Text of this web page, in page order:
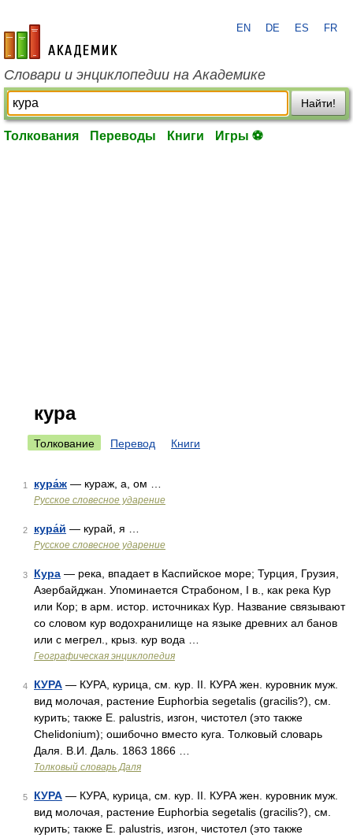
academic.ru
EN DE ES FR
Словари и энциклопедии на Академике
Найти!
Толкования Переводы Книги Игры ⚽
кура
Толкование Перевод Книги
1 кура́ж — кураж, а, ом …
Русское словесное ударение
2 кура́й — курай, я …
Русское словесное ударение
3 Кура — река, впадает в Каспийское море; Турция, Грузия,
Азербайджан. Упоминается Страбоном, I в., как река Кур
или Кор; в арм. истор. источниках Кур. Название связывают
со словом кур водохранилище на языке древних ал банов
или с мегрел., крыз. кур вода …
Географическая энциклопедия
4 КУРА — КУРА, курица, см. кур. II. КУРА жен. куровник муж.
вид молочая, растение Euphorbia segetalis (gracilis?), см.
курить; также Е. palustris, изгон, чистотел (это также
Chelidonium); ошибочно вместо куга. Толковый словарь
Даля. В.И. Даль. 1863 1866 …
Толковый словарь Даля
5 КУРА — КУРА, курица, см. кур. II. КУРА жен. куровник муж.
вид молочая, растение Euphorbia segetalis (gracilis?), см.
курить; также Е. palustris, изгон, чистотел (это также